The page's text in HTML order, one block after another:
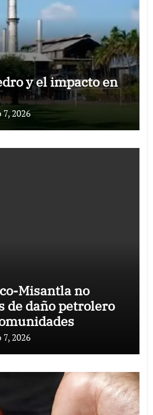
y el impacto en
7, 2026
Misantla no
de daño petrolero
7, 2026